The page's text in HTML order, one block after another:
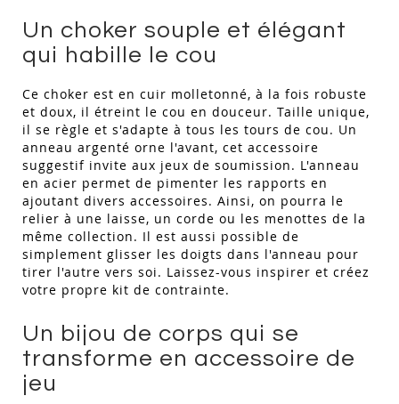
Un choker souple et élégant
qui habille le cou
Ce choker est en cuir molletonné, à la fois robuste
et doux, il étreint le cou en douceur. Taille unique,
il se règle et s'adapte à tous les tours de cou. Un
anneau argenté orne l'avant, cet accessoire
suggestif invite aux jeux de soumission. L'anneau
en acier permet de pimenter les rapports en
ajoutant divers accessoires. Ainsi, on pourra le
relier à une laisse, un corde ou les menottes de la
même collection. Il est aussi possible de
simplement glisser les doigts dans l'anneau pour
tirer l'autre vers soi. Laissez-vous inspirer et créez
votre propre kit de contrainte.
Un bijou de corps qui se
transforme en accessoire de
jeu